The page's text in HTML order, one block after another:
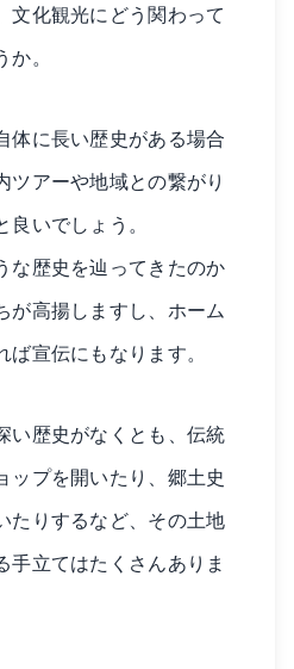
文化観光にどう関わって
。
体に長い歴史がある場合
ツアーや地域との繋がり
いでしょう。
な歴史を辿ってきたのか
が高揚しますし、ホーム
宣伝にもなります。
い歴史がなくとも、伝統
ップを開いたり、郷土史
たりするなど、その土地
手立てはたくさんありま